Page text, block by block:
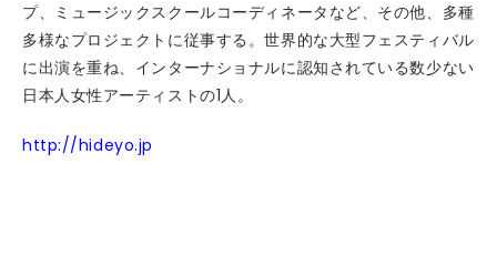
プ、ミュージックスクールコーディネータなど、その他、多種
多様なプロジェクトに従事する。世界的な大型フェスティバル
に出演を重ね、インターナショナルに認知されている数少ない
日本人女性アーティストの1人。
http://hideyo.jp